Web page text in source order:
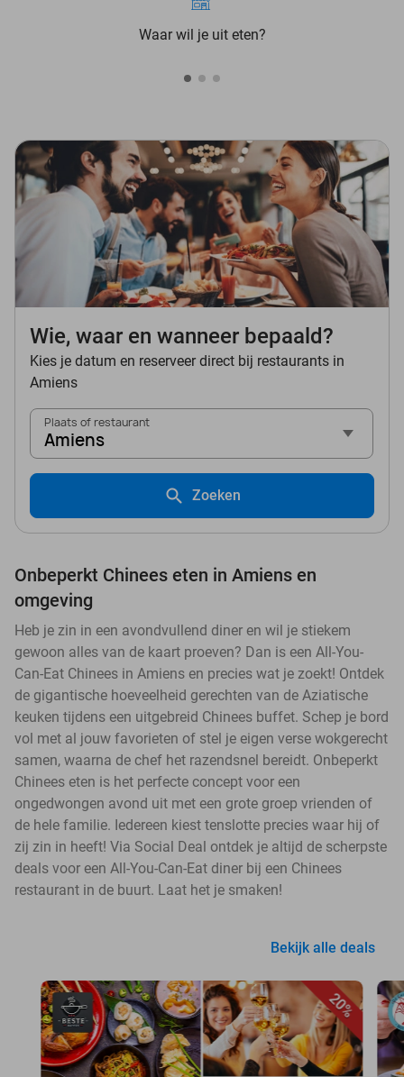
Waar wil je uit eten?
Wie, waar en wanneer bepaald?
Kies je datum en reserveer direct bij restaurants in
Amiens
Plaats of restaurant
Amiens
Zoeken
Onbeperkt Chinees eten in Amiens en
omgeving
Heb je zin in een avondvullend diner en wil je stiekem
gewoon alles van de kaart proeven? Dan is een All-You-
Can-Eat Chinees in Amiens en precies wat je zoekt! Ontdek
de gigantische hoeveelheid gerechten van de Aziatische
keuken tijdens een uitgebreid Chinees buffet. Schep je bord
vol met al jouw favorieten of stel je eigen verse wokgerecht
samen, waarna de chef het razendsnel bereidt. Onbeperkt
Chinees eten is het perfecte concept voor een
ongedwongen avond uit met een grote groep vrienden of
de hele familie. Iedereen kiest tenslotte precies waar hij of
zij zin in heeft! Via Social Deal ontdek je altijd de scherpste
deals voor een All-You-Can-Eat diner bij een Chinees
restaurant in de buurt. Laat het je smaken!
Bekijk alle deals
20%